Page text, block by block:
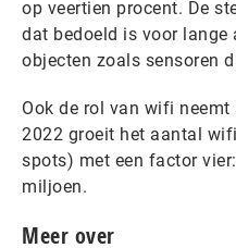
op veertien procent. De
dat bedoeld is voor
objecten zoals sensoren
Ook de rol van wifi neemt
2022 groeit het aantal
spots) met een factor
miljoen.
Meer over